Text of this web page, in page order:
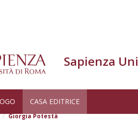
Sapienza
CASA EDITRICE
Giorgia Potestà